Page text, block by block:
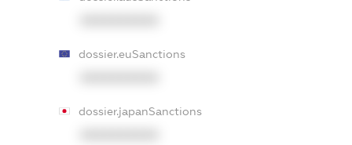
dossier.euSanctions
dossier.japanSanctions